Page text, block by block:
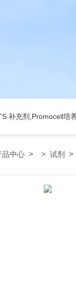
补充剂,Promocell培
品中心 > > 试剂 >